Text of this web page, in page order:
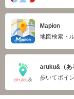
Mapion
地図検索・
aruku&（あ
歩いてポイ